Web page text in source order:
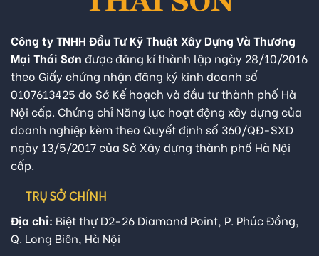
Công ty TNHH Đầu Tư Kỹ Thuật Xây Dựng Và Thương
Mại Thái Sơn được đăng kí thành lập ngày 28/10/2016
theo Giấy chứng nhận đăng ký kinh doanh số
0107613425 do Sở Kế hoạch và đầu tư thành phố Hà
Nội cấp. Chứng chỉ Năng lực hoạt động xây dựng của
doanh nghiệp kèm theo Quyết định số 360/QĐ-SXD
ngày 13/5/2017 của Sở Xây dựng thành phố Hà Nội
cấp.
TRỤ SỞ CHÍNH
Địa chỉ: Biệt thự D2-26 Diamond Point, P. Phúc Đồng,
Q. Long Biên, Hà Nội